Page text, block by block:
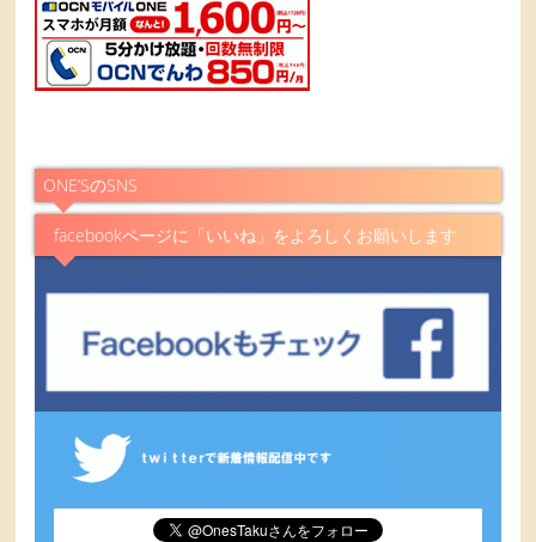
ONE’SのSNS
facebookページに「いいね」をよろしくお願いします